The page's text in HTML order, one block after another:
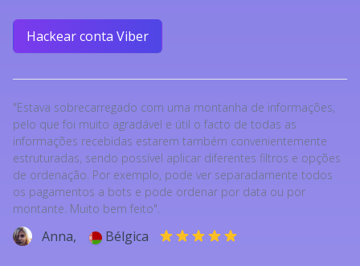
Hackear conta Viber
"Estava sobrecarregado com uma montanha de informações,
pelo que foi muito agradável e útil o facto de todas as
informações recebidas estarem também convenientemente
estruturadas, sendo possível aplicar diferentes filtros e opções
de ordenação. Por exemplo, pode ver separadamente todos
os pagamentos a bots e pode ordenar por data ou por
montante. Muito bem feito".
Anna, Bélgica